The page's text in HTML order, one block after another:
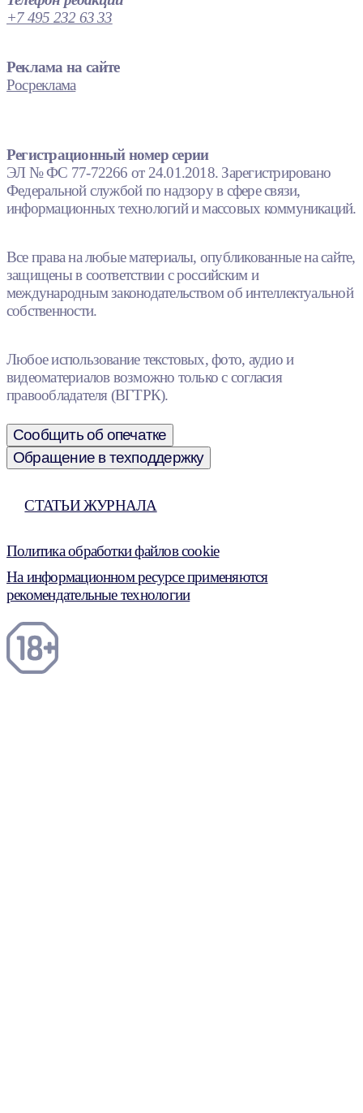
+7 495 232 63 33
Реклама на сайте
Росреклама
Регистрационный номер серии
ЭЛ № ФС 77-72266 от 24.01.2018. Зарегистрировано
Федеральной службой по надзору в сфере связи,
информационных технологий и массовых коммуникаций.
Все права на любые материалы, опубликованные на сайте,
защищены в соответствии с российским и
международным законодательством об интеллектуальной
собственности.
Любое использование текстовых, фото, аудио и
видеоматериалов возможно только с согласия
правообладателя (ВГТРК).
Сообщить об опечатке
Обращение в техподдержку
СТАТЬИ ЖУРНАЛА
Политика обработки файлов cookie
На информационном ресурсе применяются
рекомендательные технологии